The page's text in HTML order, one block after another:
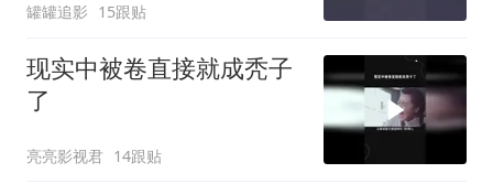
罐罐追影 15跟贴
现实中被卷直接就成秃子
了
亮亮影视君 14跟贴